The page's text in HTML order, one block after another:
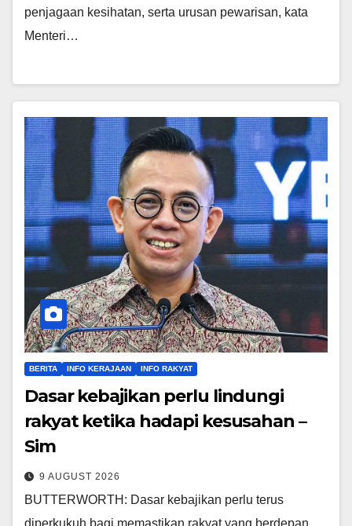
penjagaan kesihatan, serta urusan pewarisan, kata
Menteri…
BERITA INFO KERAJAAN INFO RAKYAT
Dasar kebajikan perlu lindungi
rakyat ketika hadapi kesusahan –
Sim
9 AUGUST 2026
BUTTERWORTH: Dasar kebajikan perlu terus